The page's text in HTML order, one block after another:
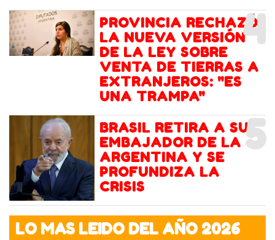
4
PROVINCIA RECHAZÓ
LA NUEVA VERSIÓN
DE LA LEY SOBRE
VENTA DE TIERRAS A
EXTRANJEROS: "ES
UNA TRAMPA"
5
BRASIL RETIRA A SU
EMBAJADOR DE LA
ARGENTINA Y SE
PROFUNDIZA LA
CRISIS
LO MAS LEIDO DEL AÑO 2026